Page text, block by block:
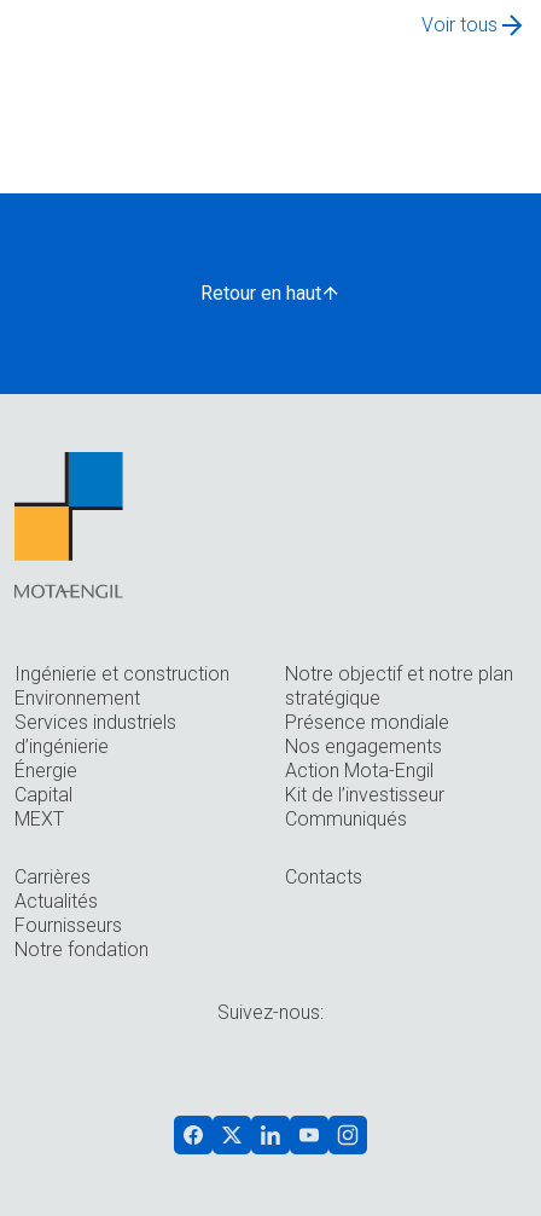
Voir tous
Retour en haut
Ingénierie et construction
Environnement
Services industriels
d’ingénierie
Énergie
Capital
MEXT
Notre objectif et notre plan
stratégique
Présence mondiale
Nos engagements
Action Mota-Engil
Kit de l’investisseur
Communiqués
Carrières
Actualités
Fournisseurs
Notre fondation
Contacts
Suivez-nous: